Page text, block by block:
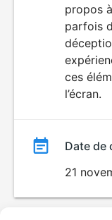
propos
parfois
ces
l’écran.
Date de
21